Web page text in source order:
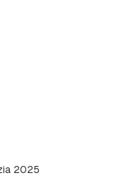
2025